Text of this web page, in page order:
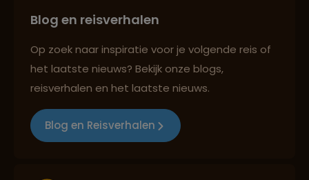
Lees meer over Puerto Viejo de
Talamanca
Lees meer over Punta Mala
Lees meer over Punta Uva
Blog en reisverhalen
Op zoek naar inspiratie voor je volgende reis of
het laatste nieuws? Bekijk onze blogs,
reisverhalen en het laatste nieuws.
Blog en Reisverhalen